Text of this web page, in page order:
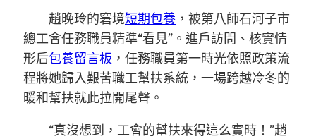
趙晚玲的窘境短期包養 ，被第八師石河子市
總工會任務職員精準“看見”。進戶訪問、核實情
形后包養留言板 ，任務職員第一時光依照政策流
程將她歸入艱苦職工幫扶系統，一場跨越冷冬的
暖和幫扶就此拉開尾聲。
“真沒想到，工會的幫扶來得這么實時！”趙